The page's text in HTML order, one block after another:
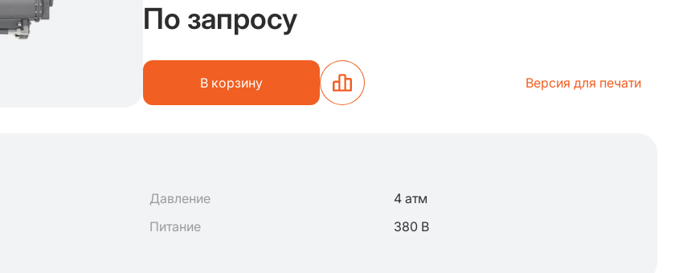
По запросу
В корзину Версия для печати
Давление
4 атм
Питание
380 В